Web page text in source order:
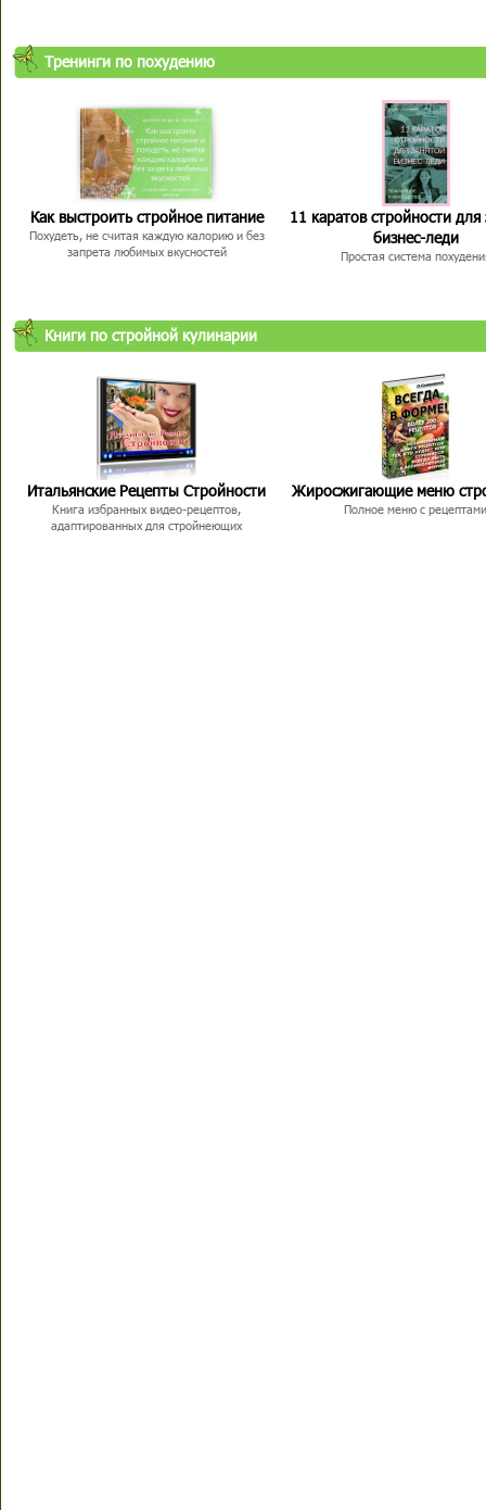
Тренинги по похудению
Как выстроить стройное питание
Похудеть, не считая каждую калорию и без
запрета любимых вкусностей
11 каратов стройности для
бизнес-леди
Простая система
Книги по стройной кулинарии
Итальянские Рецепты Стройности
Книга избранных видео-рецептов,
адаптированных для стройнеющих
Жиросжигающие меню
Полное меню с рецептами